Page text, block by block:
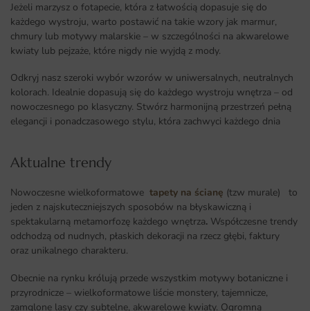
Jeżeli marzysz o fotapecie, która z łatwością dopasuje się do
każdego wystroju, warto postawić na takie wzory jak marmur,
chmury lub motywy malarskie – w szczególności na akwarelowe
kwiaty lub pejzaże, które nigdy nie wyjdą z mody.
Odkryj nasz szeroki wybór wzorów w uniwersalnych, neutralnych
kolorach. Idealnie dopasują się do każdego wystroju wnętrza – od
nowoczesnego po klasyczny. Stwórz harmonijną przestrzeń pełną
elegancji i ponadczasowego stylu, która zachwyci każdego dnia
Aktualne trendy​
Nowoczesne wielkoformatowe tapety na ścianę (tzw murale) to
jeden z najskuteczniejszych sposobów na błyskawiczną i
spektakularną metamorfozę każdego wnętrza. Współczesne trendy
odchodzą od nudnych, płaskich dekoracji na rzecz głębi, faktury
oraz unikalnego charakteru.
Obecnie na rynku królują przede wszystkim motywy botaniczne i
przyrodnicze – wielkoformatowe liście monstery, tajemnicze,
zamglone lasy czy subtelne, akwarelowe kwiaty. Ogromną